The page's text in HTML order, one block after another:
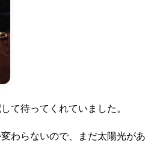
て待ってくれていました。
わらないので、まだ太陽光があ